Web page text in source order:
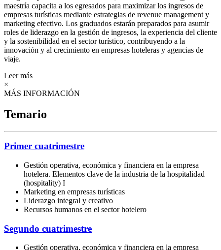
maestría capacita a los egresados para maximizar los ingresos de
empresas turísticas mediante estrategias de revenue management y
marketing efectivo. Los graduados estarán preparados para asumir
roles de liderazgo en la gestión de ingresos, la experiencia del cliente
y la sostenibilidad en el sector turístico, contribuyendo a la
innovación y al crecimiento en empresas hoteleras y agencias de
viaje.
Leer más
×
MÁS INFORMACIÓN
Temario
Primer cuatrimestre
Gestión operativa, económica y financiera en la empresa
hotelera. Elementos clave de la industria de la hospitalidad
(hospitality) I
Marketing en empresas turísticas
Liderazgo integral y creativo
Recursos humanos en el sector hotelero
Segundo cuatrimestre
Gestión operativa, económica y financiera en la empresa